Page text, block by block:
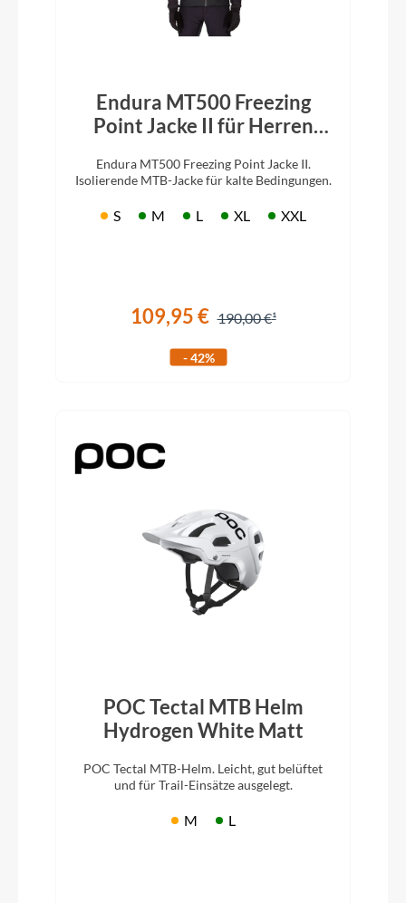
Endura MT500 Freezing
Point Jacke II für Herren
Endura MT500 Freezing Point Jacke II.
Isolierende MTB-Jacke für kalte Bedingungen.
S M L XL XXL
109,95 € 190,00 €
- 42%
POC Tectal MTB Helm
Hydrogen White Matt
POC Tectal MTB-Helm. Leicht, gut belüftet
und für Trail-Einsätze ausgelegt.
M L